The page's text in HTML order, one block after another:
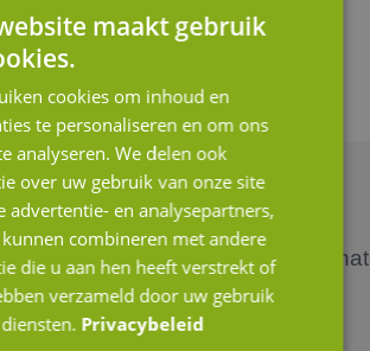
maakt gebruik
cookies om inhoud en
te personaliseren en om ons
analyseren. We delen ook
over uw gebruik van onze site
advertentie- en analysepartners,
kunnen combineren met andere
die u aan hen heeft verstrekt of
verzameld door uw gebruik
Privacybeleid